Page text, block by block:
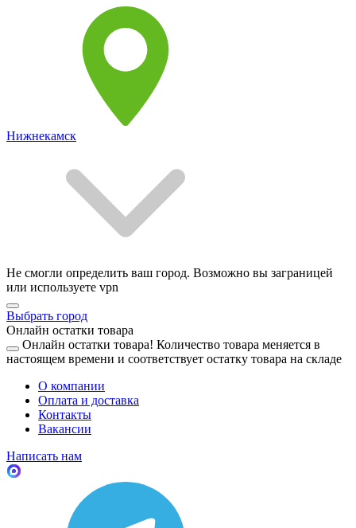
Нижнекамск
Не смогли определить ваш город. Возможно вы заграницей
или используете vpn
Выбрать город
Онлайн остатки товара
Онлайн остатки товара! Количество товара меняется в
настоящем времени и соответствует остатку товара на складе
О компании
Оплата и доставка
Контакты
Вакансии
Написать нам